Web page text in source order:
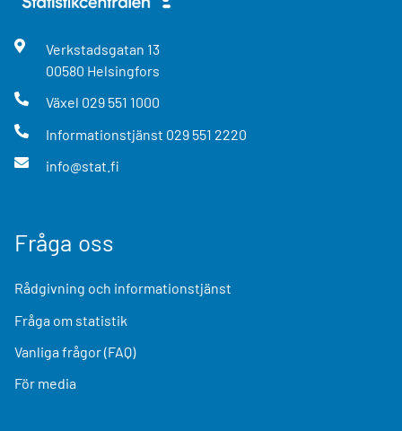
Verkstadsgatan 13
00580 Helsingfors
Växel 029 551 1000
Informationstjänst 029 551 2220
info@stat.fi
Fråga oss
Rådgivning och informationstjänst
Fråga om statistik
Vanliga frågor (FAQ)
För media